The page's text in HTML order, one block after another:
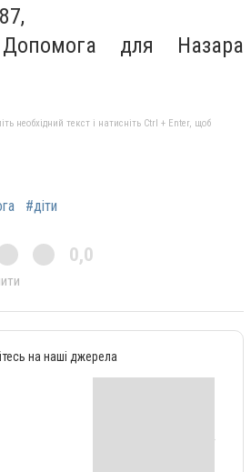
Допомога для Назара
необхідний текст і натисніть Ctrl + Enter, щоб
#діти
0,0
на наші джерела